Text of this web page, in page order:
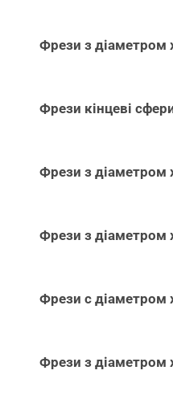
Фрези з діаметром
Фрези кінцеві
Фрези з діаметром
Фрези з діаметром
Фрези с діаметром
Фрези з діаметром